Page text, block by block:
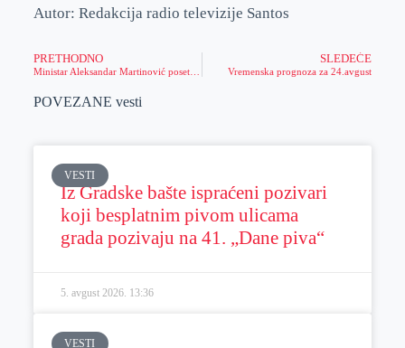
Autor: Redakcija radio televizije Santos
PRETHODNO
Ministar Aleksandar Martinović posetio opštinu Nova Crnja
SLEDEĆE
Vremenska prognoza za 24.avgust
POVEZANE vesti
VESTI
Iz Gradske bašte ispraćeni pozivari
koji besplatnim pivom ulicama
grada pozivaju na 41. „Dane piva“
5. avgust 2026. 13:36
VESTI